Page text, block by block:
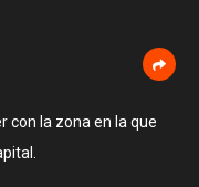
con la zona en la que